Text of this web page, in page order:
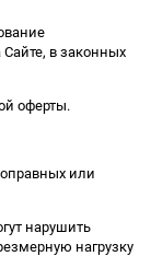
в законных
оферты.
или
нарушить
нагрузку